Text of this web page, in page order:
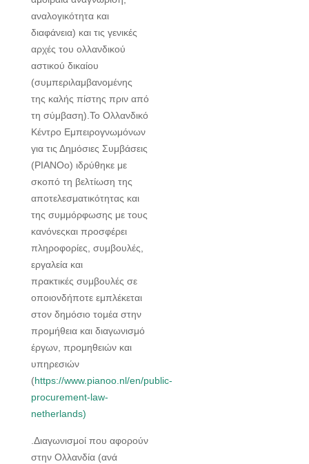
αναλογικότητα και
διαφάνεια) και τις γενικές
αρχές του ολλανδικού
αστικού δικαίου
(συμπεριλαμβανομένης
της καλής πίστης πριν από
τη σύμβαση).Το Ολλανδικό
Κέντρο Εμπειρογνωμόνων
για τις Δημόσιες Συμβάσεις
(PIANOo) ιδρύθηκε με
σκοπό τη βελτίωση της
αποτελεσματικότητας και
της συμμόρφωσης με τους
κανόνεςκαι προσφέρει
πληροφορίες, συμβουλές,
εργαλεία και
πρακτικές συμβουλές σε
οποιονδήποτε εμπλέκεται
στον δημόσιο τομέα στην
προμήθεια και διαγωνισμό
έργων, προμηθειών και
υπηρεσιών
(https://www.pianoo.nl/en/public-
procurement-law-
netherlands)
.Διαγωνισμοί που αφορούν
στην Ολλανδία (ανά